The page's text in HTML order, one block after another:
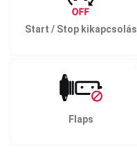
Start / Stop kikapcsolás
Flaps